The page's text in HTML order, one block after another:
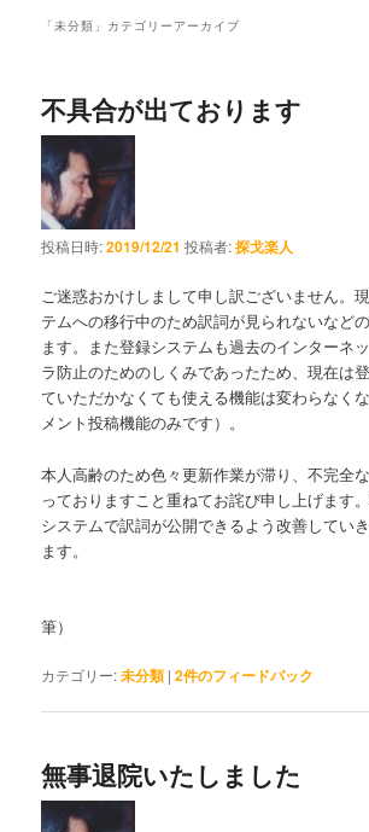
「未分類 」カテゴリーアーカイブ
不具合が出ております
投稿日時:2019/12/21 投稿者:探戈楽人
ご迷惑おかけしまして申し訳ございません。
テムへの移行中のため訳詞が見られないなど
ます。また登録システムも過去のインターネ
ラ防止のためのしくみであったため、現在は
ていただかなくても使える機能は変わらなく
メント投稿機能のみです）。
本人高齢のため色々更新作業が滞り、不完全
っておりますこと重ねてお詫び申し上げます
システムで訳詞が公開できるよう改善してい
ます。
楽人（息
筆）
カテゴリー:未分類 |2件のフィードバック
無事退院いたしました